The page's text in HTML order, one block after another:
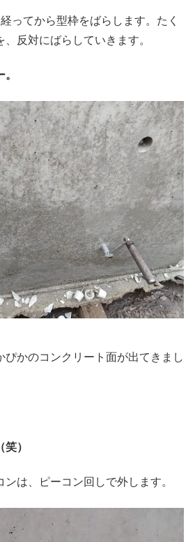
ってから型枠をばらします。たく
反対にばらしていきます。
ぴかのコンクリート面が出てきまし
）
は、ピーコン回しで外します。